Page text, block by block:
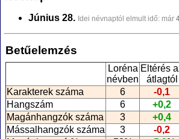
Június 28. Idei névnaptól elmult idő: már
Betűelemzés
Loréna
névben
Eltérés
átlagtól
Karakterek száma
6
-0,1
Hangszám
6
+0,2
Magánhangzók száma
3
+0,4
Mássalhangzók száma
3
-0,2